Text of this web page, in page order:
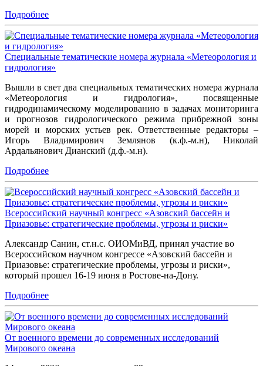
Подробнее
Специальные тематические номера журнала «Метеорология и
гидрология»
Вышли в свет два специальных тематических номера журнала
«Метеорология и гидрология», посвященные
гидродинамическому моделированию в задачах мониторинга
и прогнозов гидрологического режима прибрежной зоны
морей и морских устьев рек. Ответственные редакторы –
Игорь Владимирович Землянов (к.ф.-м.н), Николай
Ардальянович Дианский (д.ф.-м.н).
Подробнее
Всероссийский научный конгресс «Азовский бассейн и
Приазовье: стратегические проблемы, угрозы и риски»
Александр Санин, ст.н.с. ОИОМиВД, принял участие во
Всероссийском научном конгрессе «Азовский бассейн и
Приазовье: стратегические проблемы, угрозы и риски»,
который прошел 16-19 июня в Ростове-на-Дону.
Подробнее
От военного времени до современных исследований
Мирового океана